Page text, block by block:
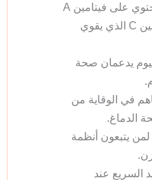
مصدر ممتاز للفيتامينات تحتوي على فيتامين A
المهم لصحة العينين وفيتامين C الذي يقوي
يدعمان صحة
في الوقاية من
الدماغ.
يتبعون أنظمة
السريع عند